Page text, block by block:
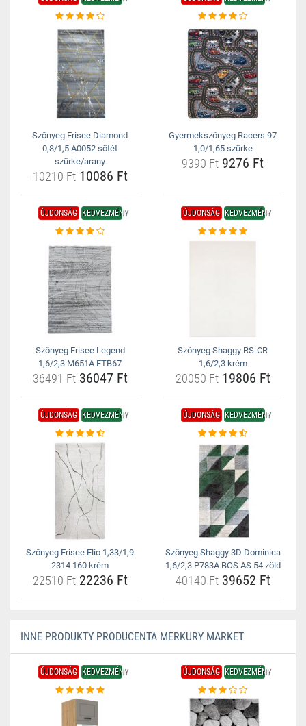
Szőnyeg Frisee Diamond
0,8/1,5 A0052 sötét
szürke/arany
10210 Ft10086 Ft
Gyermekszőnyeg Racers 97
1,0/1,65 szürke
9390 Ft 9276 Ft
ÚJDONSÁG KEDVEZMÉNY
Szőnyeg Frisee Legend
1,6/2,3 M651A FTB67
36491 Ft36047 Ft
ÚJDONSÁG KEDVEZMÉNY
Szőnyeg Shaggy RS-CR
1,6/2,3 krém
20050 Ft19806 Ft
ÚJDONSÁG KEDVEZMÉNY
Szőnyeg Frisee Elio 1,33/1,9
2314 160 krém
22510 Ft22236 Ft
ÚJDONSÁG KEDVEZMÉNY
Szőnyeg Shaggy 3D Dominica
1,6/2,3 P783A BOS AS 54 zöld
40140 Ft39652 Ft
INNE PRODUKTY PRODUCENTA MERKURY MARKET
ÚJDONSÁG KEDVEZMÉNY ÚJDONSÁG KEDVEZMÉNY